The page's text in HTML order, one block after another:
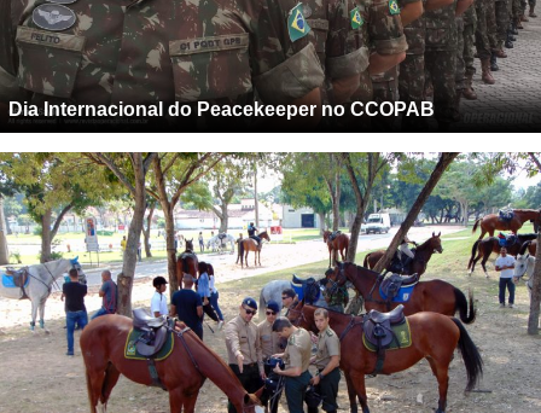
Dia Internacional do Peacekeeper no CCOPAB